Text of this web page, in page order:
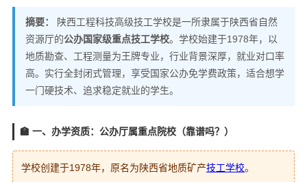
摘要：
陕西工程科技高级技工学校是一所隶属于陕西省自然
资源厅的公办国家级重点技工学校。学校始建于1978年，以
地质勘查、工程测量为王牌专业，行业背景深厚，就业对口率
高。实行全封闭式管理，享受国家公办免学费政策，适合想学
一门硬技术、追求稳定就业的学生。
🏫 一、办学资质：公办厅属重点院校（靠谱吗？）
学校创建于1978年，原名为陕西省地质矿产技工学校。